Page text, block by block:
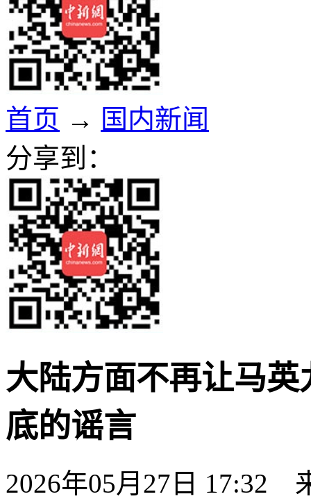
首页 → 国内新闻
分享到：
大陆方面不再让马
底的谣言
2026年05月27日 17:32